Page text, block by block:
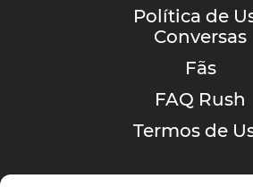
Política de
Conversas
Fãs
FAQ Rush
Termos de